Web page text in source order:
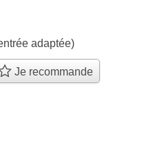
adaptée)
Je recommande